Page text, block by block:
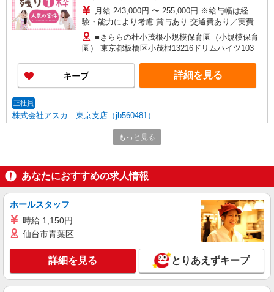
月給 243,000円 〜 255,000円 ※給与幅は経
験・能力により考慮 賞与あり 交通費あり／実費支
給 ※経験のある方には加算あります◎
■きららの杜小茂根小規模保育園（小規模保育
園） 東京都板橋区小茂根13216ドリムハイツ103
キープ 詳細を見る
正社員
株式会社アスカ 東京支店（jb560481）
小規模保育園の保育士
月給 245,000円 〜 288,000円 ※給与幅は経
万円まで 基本給 ＋経験加算 ＋資格手当 ＋地域手
当 ＋調整手当 ＋残業代別途支給
■サンシティ小規模保育園（小規模保育園） 東
京都板橋区中台３丁目２７－７
キープ 詳細を見る
正社員
株式会社アスカ 東京支店（jb620458）
小規模保育園の保育士
月給 245,000円 〜 288,000円 ※給与幅は経
もっと見る
あなたにおすすめの求人情報
ホールスタッフ
時給 1,150円
仙台市青葉区
詳細を見る とりあえずキープ